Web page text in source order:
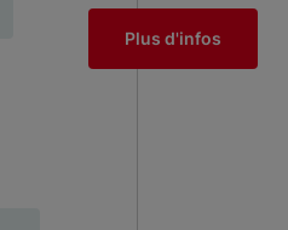
Plus d'infos